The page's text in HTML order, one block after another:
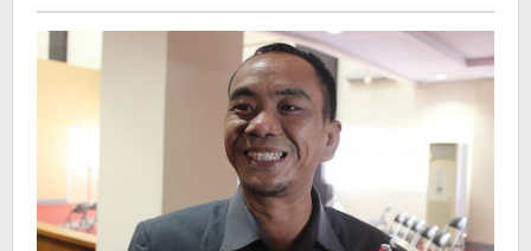
Fikri:
Kepemimpinan
Tanpa
Diskriminasi